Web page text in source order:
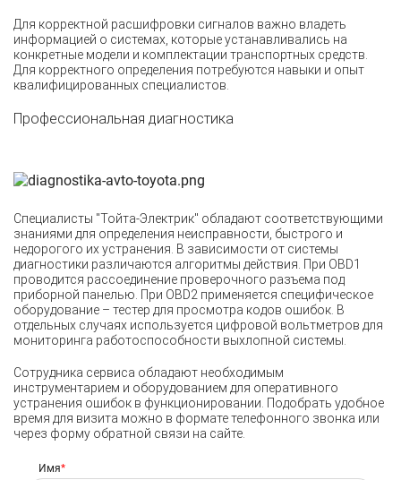
Для корректной расшифровки сигналов важно владеть
информацией о системах, которые устанавливались на
конкретные модели и комплектации транспортных средств.
Для корректного определения потребуются навыки и опыт
квалифицированных специалистов.
Профессиональная диагностика
Специалисты "Тойта-Электрик" обладают соответствующими
знаниями для определения неисправности, быстрого и
недорогого их устранения. В зависимости от системы
диагностики различаются алгоритмы действия. При OBD1
проводится рассоединение проверочного разъема под
приборной панелью. При OBD2 применяется специфическое
оборудование – тестер для просмотра кодов ошибок. В
отдельных случаях используется цифровой вольтметров для
мониторинга работоспособности выхлопной системы.
Сотрудника сервиса обладают необходимым
инструментарием и оборудованием для оперативного
устранения ошибок в функционировании. Подобрать удобное
время для визита можно в формате телефонного звонка или
через форму обратной связи на сайте.
Имя*